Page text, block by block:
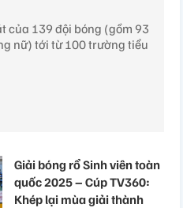
của 139 đội bóng (gồm 93
nữ) tới từ 100 trường tiểu
Giải bóng rổ Sinh viên toàn
quốc 2025 – Cúp TV360:
Khép lại mùa giải thành